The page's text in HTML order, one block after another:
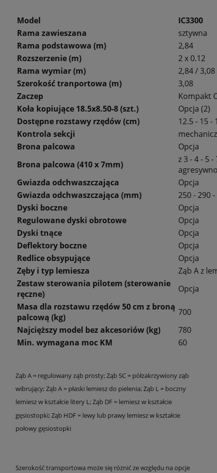
Model
IC3300
Rama zawieszana
sztywna
Rama podstawowa (m)
2,84
Rozszerzenie (m)
2 x 0.12
Rama wymiar (m)
2,84 / 3,08
Szerokość tranportowa (m)
3,08
Zaczep
Kompakt
Koła kopiujące 18.5x8.50-8 (szt.)
Opcja (2)
Dostępne rozstawy rzędów (cm)
12.5 - 15 -
Kontrola sekcji
Brona palcowa
Opcja
Brona palcowa (410 x 7mm)
z 3 - 4 - 5
Gwiazda odchwaszczająca
Opcja
Gwiazda odchwaszczająca (mm)
250 - 290
Dyski boczne
Opcja
Regulowane dyski obrotowe
Opcja
Dyski tnące
Opcja
Deflektory boczne
Opcja
Redlice obsypujące
Opcja
Zęby i typ lemiesza
Ząb A z
Zestaw sterowania pilotem (sterowanie
ręczne)
Opcja
Masa dla rozstawu rzędów 50 cm z broną
palcową (kg)
700
Najcięższy model bez akcesoriów (kg)
780
Min. wymagana moc KM
60
Ząb A = regulowany ząb prosty; Ząb SC = półzakrzywiony ząb
wibrujący; Ząb A = płaski lemiesz do pielenia; Ząb L = boczny
lemiesz w kształcie litery L; Ząb DF = lemiesz w kształcie
gęsiostopki; Ząb HDF = lewy lub prawy lemiesz w kształcie
połowy gęsiostopki
Szerokość transportowa może się różnić ze względu na opcje